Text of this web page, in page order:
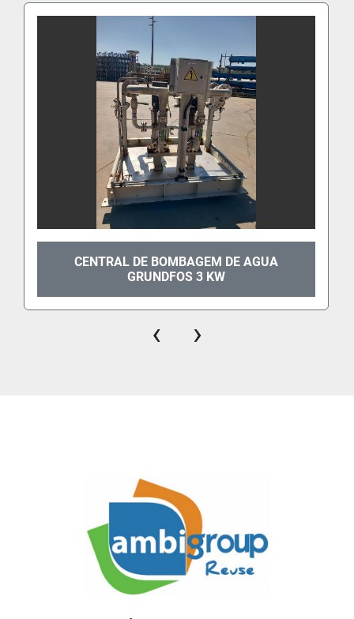
CENTRAL DE BOMBAGEM DE AGUA
GRUNDFOS 3 KW
‹ ›